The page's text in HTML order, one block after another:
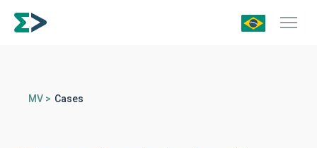
MV > Cases